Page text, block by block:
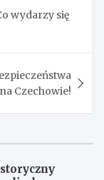
wydarzy się
na Czechowie!